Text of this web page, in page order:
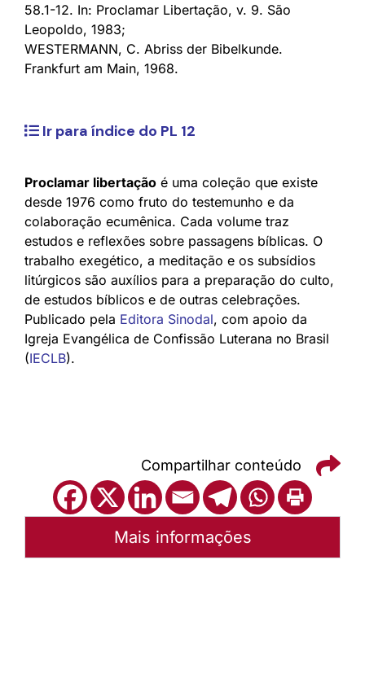
58.1-12. In: Proclamar Libertação, v. 9. São
Leopoldo, 1983;
WESTERMANN, C. Abriss der Bibelkunde.
Frankfurt am Main, 1968.
Ir para índice do PL 12
Proclamar libertação é uma coleção que existe
desde 1976 como fruto do testemunho e da
colaboração ecumênica. Cada volume traz
estudos e reflexões sobre passagens bíblicas. O
trabalho exegético, a meditação e os subsídios
litúrgicos são auxílios para a preparação do culto,
de estudos bíblicos e de outras celebrações.
Publicado pela Editora Sinodal, com apoio da
Igreja Evangélica de Confissão Luterana no Brasil
(IECLB).
Compartilhar conteúdo
Mais informações